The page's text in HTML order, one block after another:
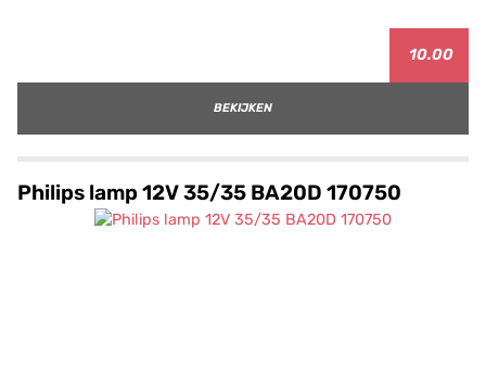
10.00
BEKIJKEN
Philips lamp 12V 35/35 BA20D 170750